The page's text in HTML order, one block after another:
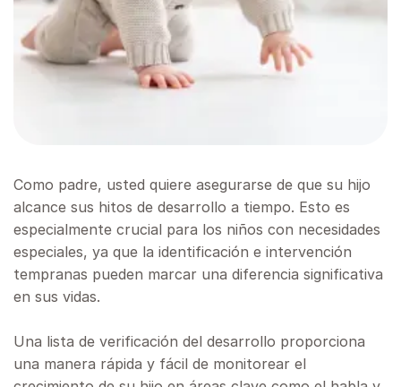
Como padre, usted quiere asegurarse de que su hijo
alcance sus hitos de desarrollo a tiempo. Esto es
especialmente crucial para los niños con necesidades
especiales, ya que la identificación e intervención
tempranas pueden marcar una diferencia significativa
en sus vidas.
Una lista de verificación del desarrollo proporciona
una manera rápida y fácil de monitorear el